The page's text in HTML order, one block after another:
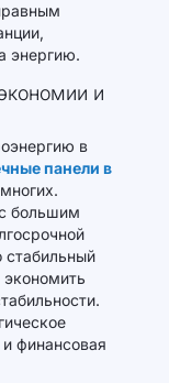
энергию.
и
в
панели в
большим
стабильный
экономить
финансовая